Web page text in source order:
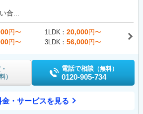
合...
円〜 1LDK 20,000円〜
円〜 3LDK 56,000円〜
）
電話で相談 （無料）
0120-905-734
金・サービスを見る